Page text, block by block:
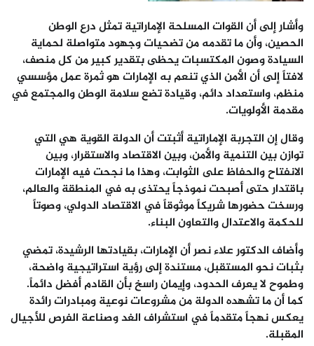
وأشار إلى أن القوات المسلحة الإماراتية تمثل درع الوطن
الحصين، وأن ما تقدمه من تضحيات وجهود متواصلة لحماية
السيادة وصون المكتسبات يحظى بتقدير كبير من كل منصف،
لافتاً إلى أن الأمن الذي تنعم به الإمارات هو ثمرة عمل مؤسسي
منظم، واستعداد دائم، وقيادة تضع سلامة الوطن والمجتمع في
مقدمة الأولويات.
وقال إن التجربة الإماراتية أثبتت أن الدولة القوية هي التي
توازن بين التنمية والأمن، وبين الاقتصاد والاستقرار، وبين
الانفتاح والحفاظ على الثوابت، وهذا ما نجحت فيه الإمارات
باقتدار حتى أصبحت نموذجاً يحتذى به في المنطقة والعالم،
ورسخت حضورها شريكاً موثوقاً في الاقتصاد الدولي، وصوتاً
للحكمة والاعتدال والتعاون البناء.
وأضاف الدكتور علاء نصر أن الإمارات، بقيادتها الرشيدة، تمضي
بثبات نحو المستقبل، مستندة إلى رؤية استراتيجية واضحة،
وطموح لا يعرف الحدود، وإيمان راسخ بأن القادم أفضل دائماً.
كما أن ما تشهده الدولة من مشروعات نوعية ومبادرات رائدة
يعكس نهجاً متقدماً في استشراف الغد وصناعة الفرص للأجيال
المقبلة.